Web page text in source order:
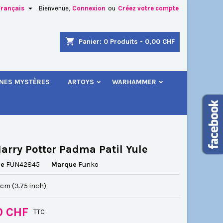
Bienvenue, Connexion ou Créez votre compte

shopping_cart Panier: 0 Produits - 0,00 CHF
MYSTÈRES ARTOYS WARHAMMER
Potter Padma Patil Yule
FUN42845 Marque Funko
cm (3.75 inch).
CHF TTC